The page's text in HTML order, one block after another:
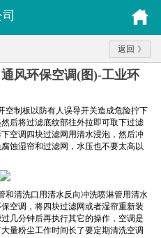
返回
风环保空调(图)-工业环
制板以防有人误导开关造成危险拧下
后将过滤底纹部往外拉即可取下过滤
空调四块过滤网用清水浸泡，然后冲
蚀湿帘和过滤网，水压也不要太高以
清洗口用清水反向冲洗喷淋管用清水
空调，将四块过滤网或者湿帘重新装
几分钟后再执行其它的操作，空调是
量粉尘工作时间长了要定期清洗空调